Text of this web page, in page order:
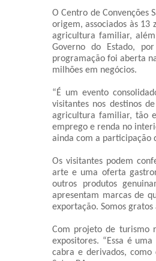
O Centro de Convenções
origem, associados às 13
agricultura familiar,
Governo do Estado,
programação foi aberta
milhões em negócios.
“É um evento
visitantes nos destinos
agricultura familiar, tão
emprego e renda no
ainda com a participação
Os visitantes podem
arte e uma oferta
outros produtos
apresentam marcas de
exportação. Somos
Com projeto de turismo
expositores. “Essa é
cabra e derivados,